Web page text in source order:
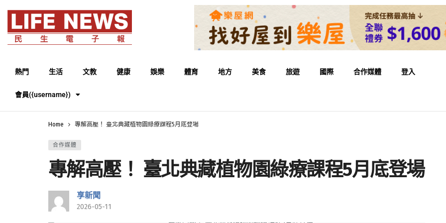
熱門 生活 文教 健康 娛樂 體育 地方 美食 旅遊 國際 合作媒體 登入
會員({username})
Home 專解高壓！ 臺北典藏植物園綠療課程5月底登場
合作媒體
專解高壓！ 臺北典藏植物園綠療課程5月底登場
享新聞
2026-05-11